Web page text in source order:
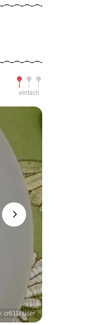
Schwierigkeit
einfach
cr611/ User
Next